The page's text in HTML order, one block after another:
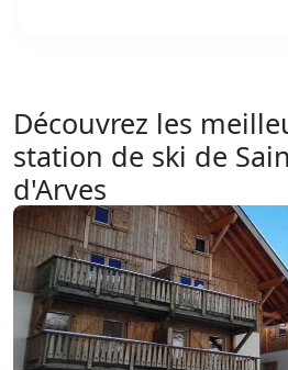
Découvrez les
station de ski de
d'Arves